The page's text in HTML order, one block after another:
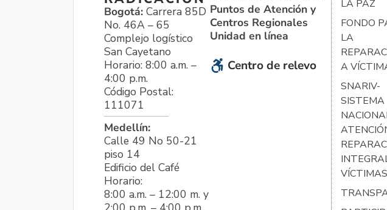
Bogotá: Carrera 85D
No. 46A – 65
Complejo logístico
San Cayetano
Horario: 8:00 a.m. –
4:00 p.m.
Código Postal:
111071
Medellín:
Calle 49 No 50-21
piso 14
Edificio del Café
Horario:
8:00 a.m. – 12:00 m. y
Puntos de Atención y
Centros Regionales
Unidad en línea
Centro de relevo
LA PAZ
FONDO
LA
A
SNARIV-
SISTEMA
VÍCTIMAS